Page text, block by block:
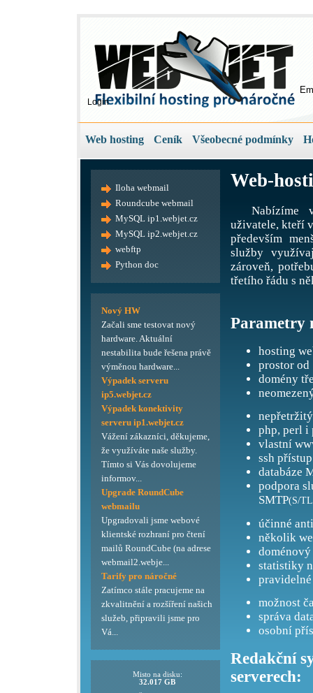
Login
Web hosting Ceník Všeobecné podmínky
Web-
Nabízíme
uživatele, kteří
především
služby
zároveň,
třetího řádu s
Parametry
hosting
prostor od
domény
php, perl i
vlastní
ssh přístup
databáze
podpora
SMTP(S/
účinné
několik
doménový
statistiky
možnost
správa
osobní
Redakční
serverech:
Iloha webmail
Roundcube webmail
MySQL ip1.webjet.cz
MySQL ip2.webjet.cz
webftp
Python doc
Nový HW
Začali sme testovat nový
hardware. Aktuální
nestabilita bude řešena právě
výměnou hardware...
Výpadek serveru
ip5.webjet.cz
Výpadek konektivity
serveru ip1.webjet.cz
Vážení zákazníci, děkujeme,
že využíváte naše služby.
Tímto si Vás dovolujeme
informov...
Upgrade RoundCube
webmailu
Upgradovali jsme webové
klientské rozhraní pro čtení
mailů RoundCube (na adrese
webmail2.webje...
Tarify pro náročné
Zatímco stále pracujeme na
zkvalitnění a rozšíření našich
služeb, připravili jsme pro
Vá...
Misto na disku:
32.017 GB